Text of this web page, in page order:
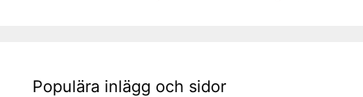
Populära inlägg och sidor